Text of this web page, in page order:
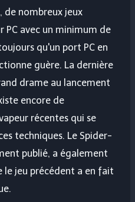
de nombreux jeux
PC avec un minimum de
qu'un port PC en
guère. La dernière
drame au lancement
encore de
récentes qui se
techniques. Le Spider-
publié, a également
le jeu précédent a en fait